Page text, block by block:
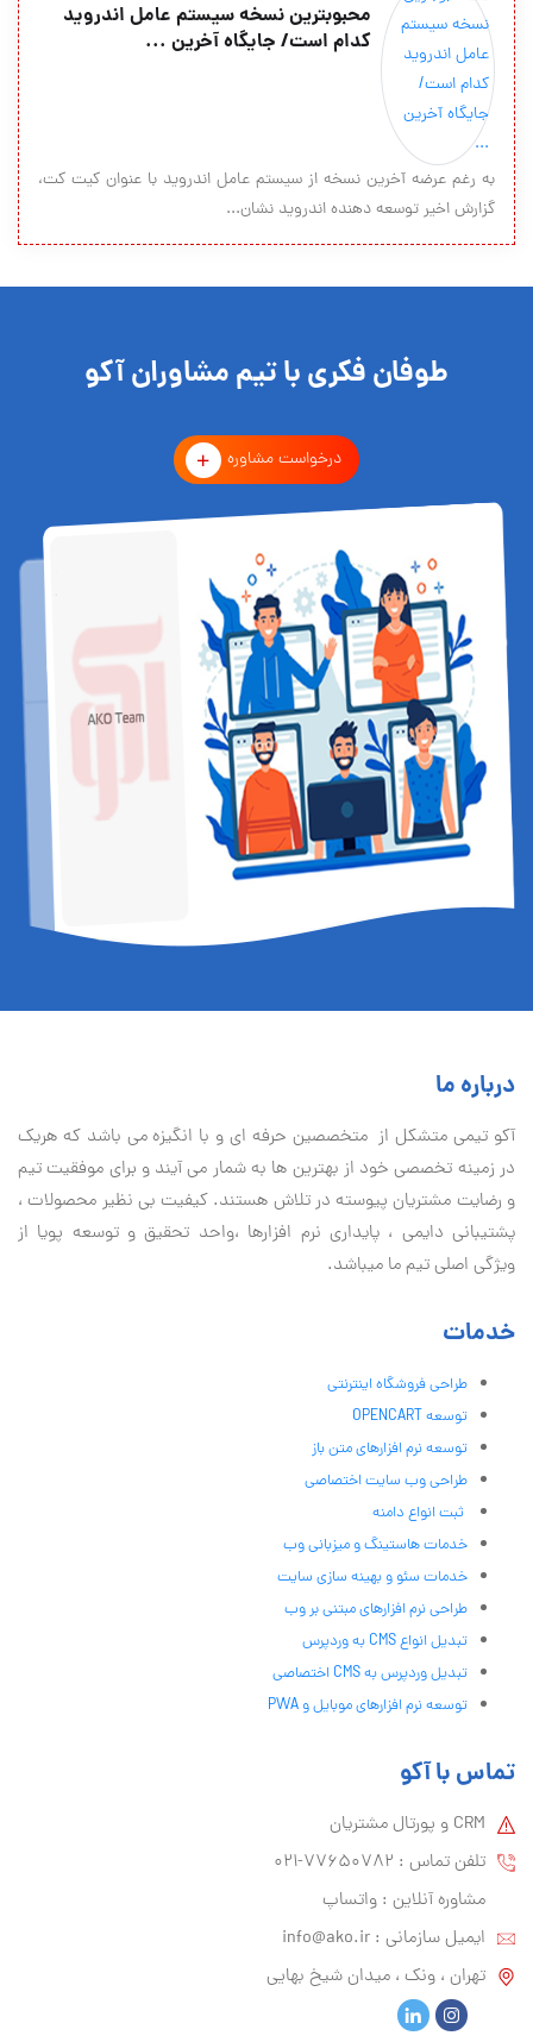
محبوبترین نسخه سیستم عامل اندروید
کدام است/ جایگاه آخرین ...
به رغم عرضه آخرین نسخه از سیستم عامل اندروید با عنوان کیت کت،
گزارش اخیر توسعه دهنده اندروید نشان...
طوفان فکری با تیم مشاوران آکو
درخواست مشاوره
درباره ما
آكو تيمی متشکل از متخصصین حرفه ای و با انگیزه می باشد که هریک
در زمینه تخصصی خود از بهترین ها به شمار می آیند و برای موفقیت تيم
و رضایت مشتریان پیوسته در تلاش هستند. کیفیت بی نظير محصولات ،
پشتیبانی دايمی ، پایداری نرم افزارها ،واحد تحقیق و توسعه پویا از
ویژگی اصلی تیم ما میباشد.
خدمات
طراحی فروشگاه اینترنتی
توسعه OPENCART
توسعه نرم افزارهای متن باز
طراحی وب سایت اختصاصی
ثبت انواع دامنه
خدمات هاستینگ و میزبانی وب
خدمات سئو و بهینه سازی سایت
طراحی نرم افزارهای مبتنی بر وب
تبدیل انواع CMS به وردپرس
تبدیل وردپرس به CMS اختصاصی
توسعه نرم افزارهای موبایل و PWA
تماس با آکو
CRM و پورتال مشتریان
تلفن تماس :‌ 77650782-021
مشاوره آنلاین : واتساپ
ایمیل سازمانی :‌ info@ako.ir
تهران ، ونک ، میدان شیخ بهایی